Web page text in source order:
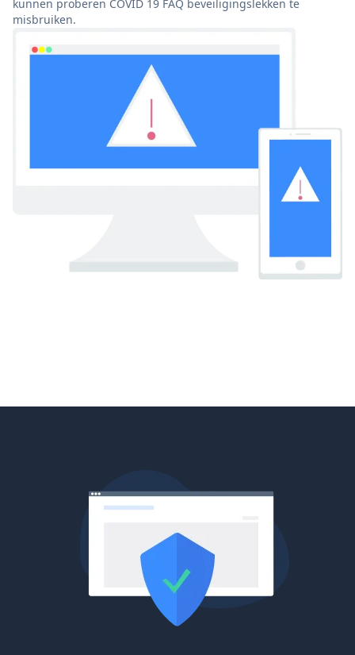
kunnen proberen COVID 19 FAQ beveiligingslekken te
misbruiken.